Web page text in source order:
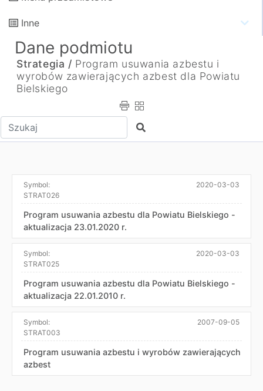
Inne
Dane podmiotu
Strategia / Program usuwania azbestu i
wyrobów zawierających azbest dla Powiatu
Bielskiego
Wpisz tekst do wyszukania Szukaj
Symbol:
STRAT026
2020-03-03
Program usuwania azbestu dla Powiatu Bielskiego -
aktualizacja 23.01.2020 r.
Symbol:
STRAT025
2020-03-03
Program usuwania azbestu dla Powiatu Bielskiego -
aktualizacja 22.01.2010 r.
Symbol:
STRAT003
2007-09-05
Program usuwania azbestu i wyrobów zawierających
azbest